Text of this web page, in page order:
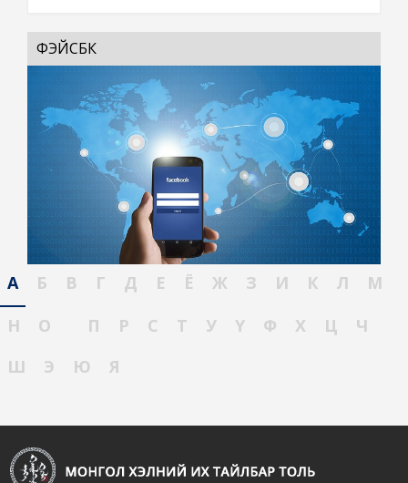
ФЭЙСБҮҮК
А Б В Г Д Е Ё Ж З И К Л
М
Н
О П Р С Т У Ү Ф Х Ц
Ч
Ш
Э Ю Я